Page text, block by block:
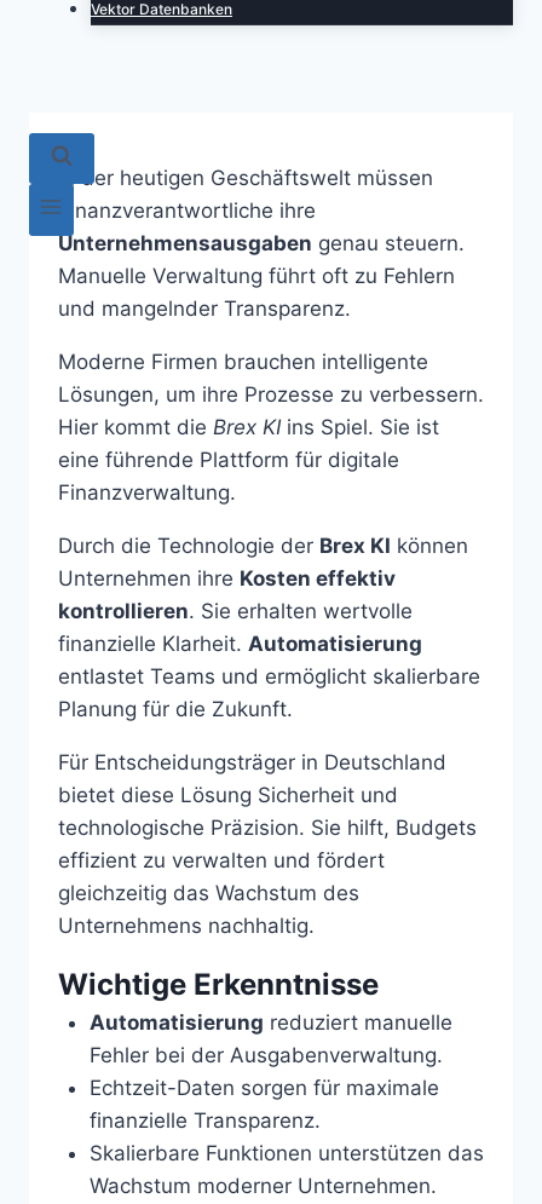
Vektor Datenbanken
In der heutigen Geschäftswelt müssen
Finanzverantwortliche ihre
Unternehmensausgaben genau steuern.
Manuelle Verwaltung führt oft zu Fehlern
und mangelnder Transparenz.
Moderne Firmen brauchen intelligente
Lösungen, um ihre Prozesse zu verbessern.
Hier kommt die Brex KIins Spiel. Sie ist
eine führende Plattform für digitale
Finanzverwaltung.
Durch die Technologie der Brex KI können
Unternehmen ihre Kosten effektiv
kontrollieren. Sie erhalten wertvolle
finanzielle Klarheit. Automatisierung
entlastet Teams und ermöglicht skalierbare
Planung für die Zukunft.
Für Entscheidungsträger in Deutschland
bietet diese Lösung Sicherheit und
technologische Präzision. Sie hilft, Budgets
effizient zu verwalten und fördert
gleichzeitig das Wachstum des
Unternehmens nachhaltig.
Wichtige Erkenntnisse
Automatisierung reduziert manuelle
Fehler bei der Ausgabenverwaltung.
Echtzeit-Daten sorgen für maximale
finanzielle Transparenz.
Skalierbare Funktionen unterstützen das
Wachstum moderner Unternehmen.